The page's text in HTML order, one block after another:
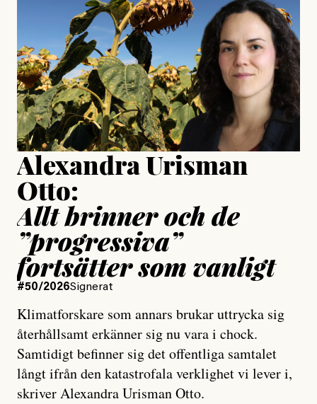
Jonas Lundström
Publicerad24 July, 2026
Jesper Lundby
Publicerad15 July, 2026
Uppdaterad15 July, 2026
Alexandra Urisman
Otto:
Allt brinner och de
”progressiva”
fortsätter som vanligt
#50/2026Signerat
Klimatforskare som annars brukar uttrycka sig
återhållsamt erkänner sig nu vara i chock.
Samtidigt befinner sig det offentliga samtalet
långt ifrån den katastrofala verklighet vi lever i,
skriver Alexandra Urisman Otto.